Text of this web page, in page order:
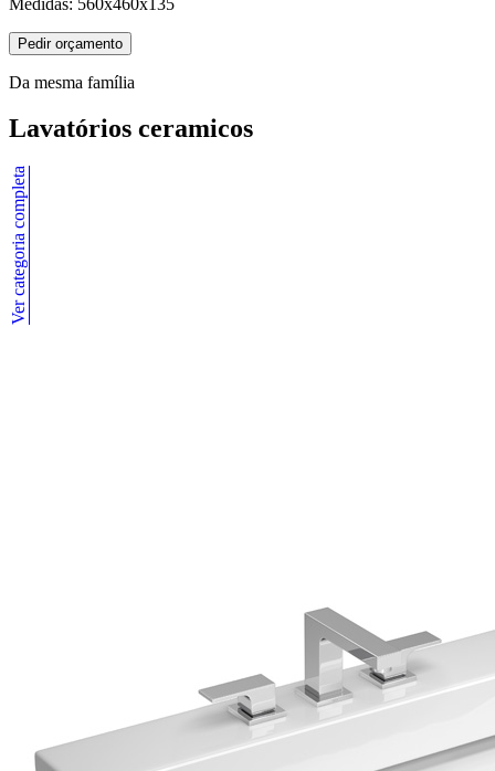
Pedir orçamento
Da mesma família
Lavatórios ceramicos
Ver categoria completa